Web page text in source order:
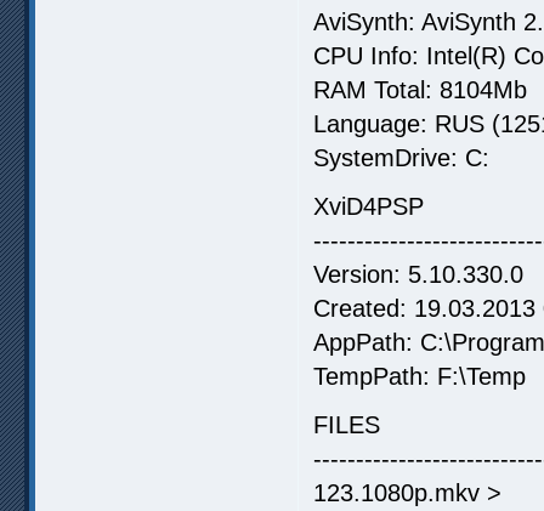
AviSynth: AviSynth
CPU Info: Intel(R)
RAM Total: 8104Mb
Language: RUS
SystemDrive: C:
XviD4PSP
Version: 5.10.330.0
Created: 19.03.2013
AppPath:
TempPath: F:\Temp
FILES
123.1080p.mkv >